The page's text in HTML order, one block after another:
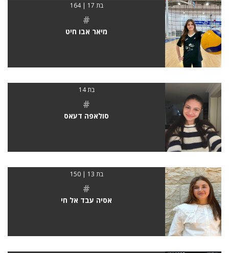
בת 17 | 164
#
מיאר אבו חיט
בת 14
#
סולאפה דעאס
בת 13 | 150
#
אסיה עבד אל חי